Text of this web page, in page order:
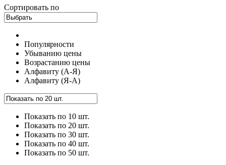
Сортировать по
Популярности
Убыванию цены
Возрастанию цены
Алфавиту (А-Я)
Алфавиту (Я-А)
Показать по 10 шт.
Показать по 20 шт.
Показать по 30 шт.
Показать по 40 шт.
Показать по 50 шт.